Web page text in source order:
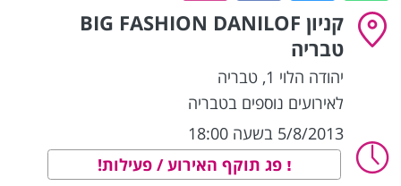
קניון BIG FASHION DANILOF
טבריה
יהודה הלוי 1 , טבריה
לאירועים נוספים בטבריה
5/8/2013 בשעה 18:00
פג תוקף האירוע / פעילות!